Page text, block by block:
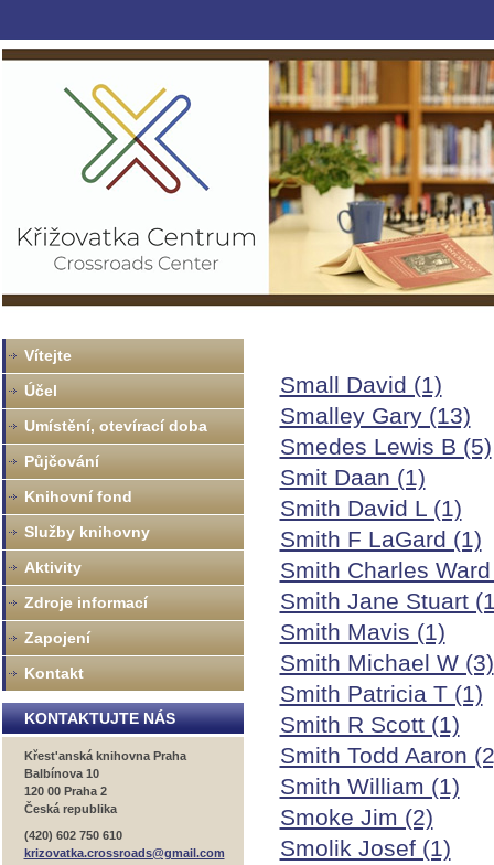
Small David (1)
Smalley Gary (13)
Smedes Lewis B (5)
Smit Daan (1)
Smith David L (1)
Smith F LaGard (1)
Smith Charles
Smith Jane Stuart
Smith Mavis (1)
Smith Michael W (3)
Smith Patricia T (1)
Smith R Scott (1)
Smith Todd Aaron
Smith William (1)
Smoke Jim (2)
Smolik Josef (1)
Vítejte
Účel
Umístění, otevírací doba
Půjčování
Knihovní fond
Služby knihovny
Aktivity
Zdroje informací
Zapojení
Kontakt
KONTAKTUJTE NÁS
Křest'anská knihovna Praha
Balbínova 10
120 00 Praha 2
Česká republika
(420) 602 750 610
krizovatka.crossroads@gmail.com